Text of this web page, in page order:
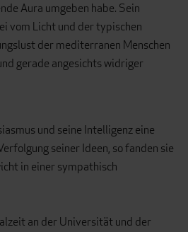
Aura umgeben habe. Sein
vom Licht und der typischen
der mediterranen Menschen
gerade angesichts widriger
und seine Intelligenz eine
seiner Ideen, so fanden sie
in einer sympathisch
an der Universität und der